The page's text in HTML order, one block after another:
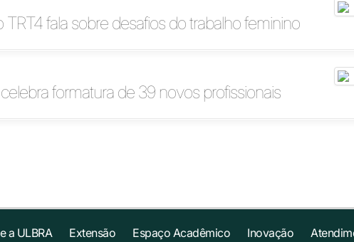
fala sobre desafios do trabalho feminino
formatura de 39 novos profissionais
a ULBRA Extensão Espaço Acadêmico Inovação